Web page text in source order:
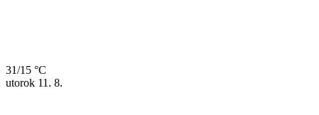
31/15 °C
utorok 11. 8.